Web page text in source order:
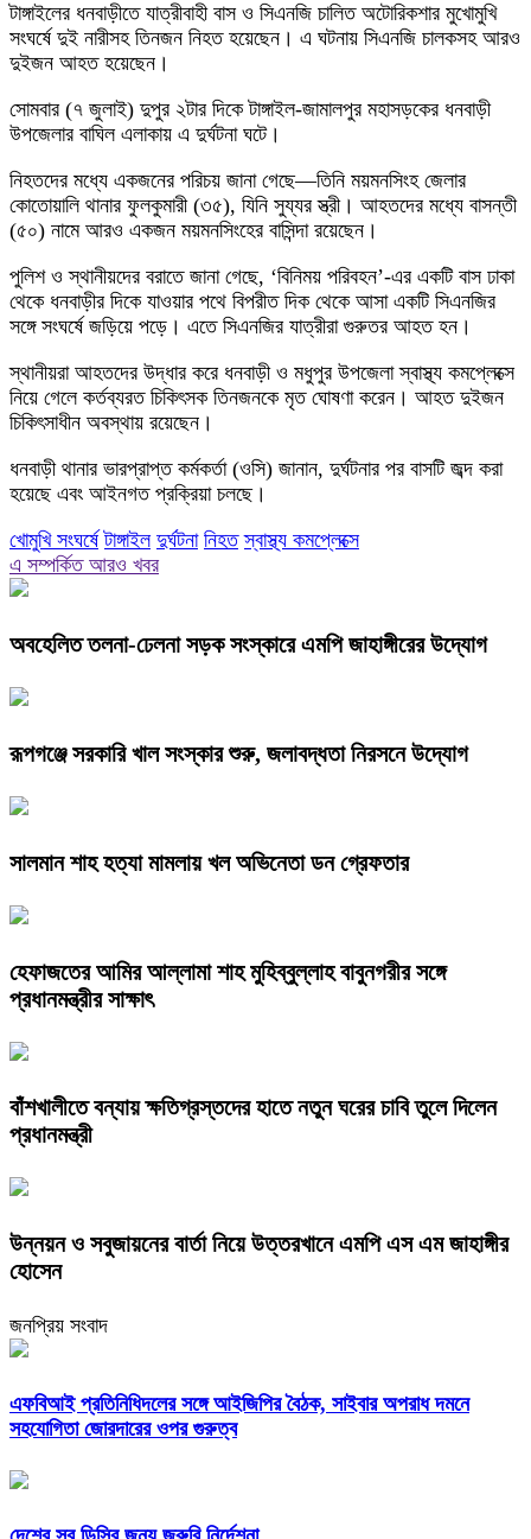
টাঙ্গাইলের ধনবাড়ীতে যাত্রীবাহী বাস ও সিএনজি চালিত অটোরিকশার মুখোমুখি
সংঘর্ষে দুই নারীসহ তিনজন নিহত হয়েছেন। এ ঘটনায় সিএনজি চালকসহ আরও
দুইজন আহত হয়েছেন।
সোমবার (৭ জুলাই) দুপুর ২টার দিকে টাঙ্গাইল-জামালপুর মহাসড়কের ধনবাড়ী
উপজেলার বাঘিল এলাকায় এ দুর্ঘটনা ঘটে।
নিহতদের মধ্যে একজনের পরিচয় জানা গেছে—তিনি ময়মনসিংহ জেলার
কোতোয়ালি থানার ফুলকুমারী (৩৫), যিনি সুয্যর স্ত্রী। আহতদের মধ্যে বাসন্তী
(৫০) নামে আরও একজন ময়মনসিংহের বাসিন্দা রয়েছেন।
পুলিশ ও স্থানীয়দের বরাতে জানা গেছে, ‘বিনিময় পরিবহন’-এর একটি বাস ঢাকা
থেকে ধনবাড়ীর দিকে যাওয়ার পথে বিপরীত দিক থেকে আসা একটি সিএনজির
সঙ্গে সংঘর্ষে জড়িয়ে পড়ে। এতে সিএনজির যাত্রীরা গুরুতর আহত হন।
স্থানীয়রা আহতদের উদ্ধার করে ধনবাড়ী ও মধুপুর উপজেলা স্বাস্থ্য কমপ্লেক্সে
নিয়ে গেলে কর্তব্যরত চিকিৎসক তিনজনকে মৃত ঘোষণা করেন। আহত দুইজন
চিকিৎসাধীন অবস্থায় রয়েছেন।
ধনবাড়ী থানার ভারপ্রাপ্ত কর্মকর্তা (ওসি) জানান, দুর্ঘটনার পর বাসটি জব্দ করা
হয়েছে এবং আইনগত প্রক্রিয়া চলছে।
খোমুখি সংঘর্ষে টাঙ্গাইল দুর্ঘটনা নিহত স্বাস্থ্য কমপ্লেক্সে
এ সম্পর্কিত আরও খবর
অবহেলিত তলনা-ঢেলনা সড়ক সংস্কারে এমপি জাহাঙ্গীরের উদ্যোগ
রূপগঞ্জে সরকারি খাল সংস্কার শুরু, জলাবদ্ধতা নিরসনে উদ্যোগ
সালমান শাহ হত্যা মামলায় খল অভিনেতা ডন গ্রেফতার
হেফাজতের আমির আল্লামা শাহ মুহিব্বুল্লাহ বাবুনগরীর সঙ্গে
প্রধানমন্ত্রীর সাক্ষাৎ
বাঁশখালীতে বন্যায় ক্ষতিগ্রস্তদের হাতে নতুন ঘরের চাবি তুলে দিলেন
প্রধানমন্ত্রী
উন্নয়ন ও সবুজায়নের বার্তা নিয়ে উত্তরখানে এমপি এস এম জাহাঙ্গীর
হোসেন
জনপ্রিয় সংবাদ
এফবিআই প্রতিনিধিদলের সঙ্গে আইজিপির বৈঠক, সাইবার অপরাধ দমনে
সহযোগিতা জোরদারের ওপর গুরুত্ব